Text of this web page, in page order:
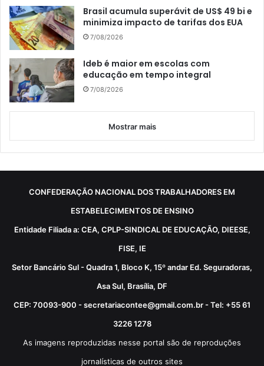
Brasil acumula superávit de US$ 49 bi e
minimiza impacto de tarifas dos EUA
7/08/2026
Ideb é maior em escolas com
educação em tempo integral
7/08/2026
Mostrar mais
CONFEDERAÇÃO NACIONAL DOS TRABALHADORES EM
ESTABELECIMENTOS DE ENSINO
Entidade Filiada a: CEA, CPLP-SINDICAL DE EDUCAÇÃO, DIEESE,
FISE, IE
Setor Bancário Sul - Quadra 1, Bloco K, 15º andar Ed. Seguradoras,
Asa Sul, Brasília, DF
CEP: 70093-900 - secretariacontee@gmail.com.br - Tel: +55 61
3226 1278
As imagens reproduzidas nesse portal são de reproduções
jornalísticas de outros sites